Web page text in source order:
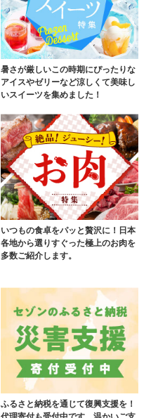
暑さが厳しいこの時期にぴったりな
アイスやゼリーなど涼しくて美味し
いスイーツを集めました！
いつもの食卓をパッと贅沢に！日本
各地から選りすぐった極上のお肉を
多数ご紹介します。
ふるさと納税を通じて復興支援を！